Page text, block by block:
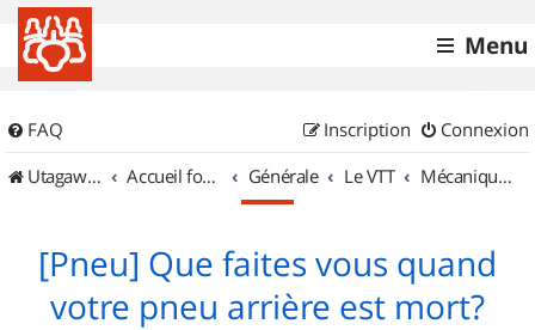
Menu
FAQ Connexion
Inscription
UtagawaVTT (Randos VTT et VTTAE avec traces GPS)
Accueil forum Générale Le VTT Mécanique et Entretiens
[Pneu] Que faites vous quand
votre pneu arrière est mort?